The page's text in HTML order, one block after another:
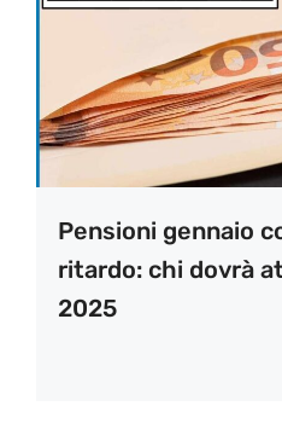
Pensioni gennaio
ritardo: chi dovrà
2025